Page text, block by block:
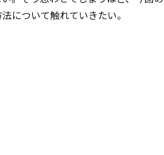
について触れていきたい。